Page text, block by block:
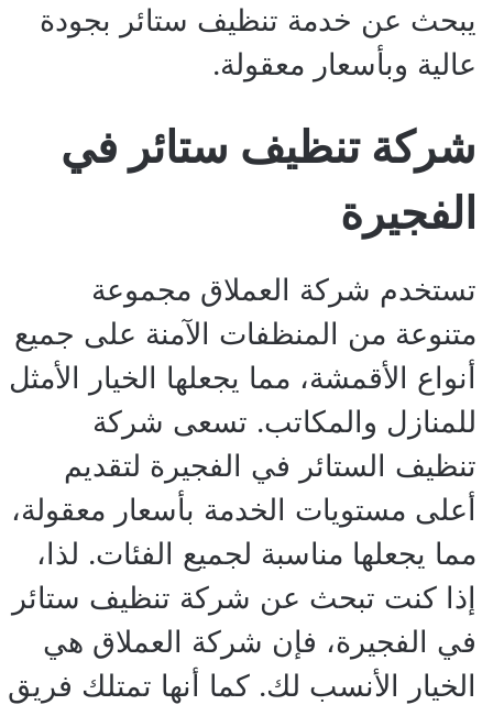
يبحث عن خدمة تنظيف ستائر بجودة
عالية وبأسعار معقولة.
شركة تنظيف ستائر في
الفجيرة
تستخدم شركة العملاق مجموعة
متنوعة من المنظفات الآمنة على جميع
أنواع الأقمشة، مما يجعلها الخيار الأمثل
للمنازل والمكاتب. تسعى شركة
تنظيف الستائر في الفجيرة لتقديم
أعلى مستويات الخدمة بأسعار معقولة،
مما يجعلها مناسبة لجميع الفئات. لذا،
إذا كنت تبحث عن شركة تنظيف ستائر
في الفجيرة، فإن شركة العملاق هي
الخيار الأنسب لك. كما أنها تمتلك فريق